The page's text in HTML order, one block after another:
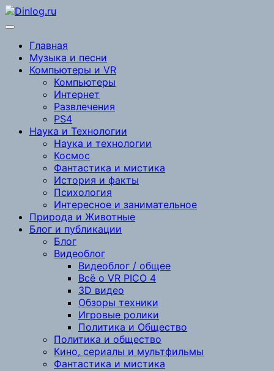
Перейти
к
Главная
Музыка и песни
Компьютеры и VR
Компьютеры
Интернет
Развлечения
PS4
Наука и Технологии
Наука и технологии
Космос
Фантастика и мистика
История и факты
Психология
Интересное и занимательное
Природа и Животные
Блог и публикации
Блог
Видеоблог
Видеоблог / общее
Всё о VR PICO 4
3D видео
Обзоры техники
Игровые ролики
Политика и Общество
Политика и общество
Кино, сериалы и мультфильмы
Фантастика и мистика